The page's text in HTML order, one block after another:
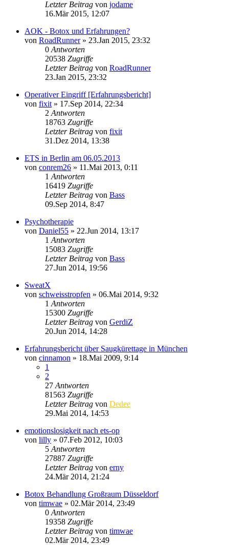
Letzter Beitrag von jodame
16.Mär 2015, 12:07
AOK - Botox und Erfahrungen?
von RoadRunner» 23.Jan 2015, 23:32
0 Antworten
20538 Zugriffe
Letzter Beitrag von RoadRunner
23.Jan 2015, 23:32
Operativer Eingriff [Erfahrungsbericht]
von fixit » 17.Sep 2014, 22:34
2 Antworten
18763 Zugriffe
Letzter Beitrag von fixit
31.Dez 2014, 13:38
ETS in Berlin am 06.05.2013
von conrem26 » 11.Mai 2013, 0:11
1 Antworten
16419 Zugriffe
Letzter Beitrag von Bass
09.Sep 2014, 8:47
Psychotherapie
von Daniel55 » 22.Jun 2014, 13:17
1 Antworten
15083 Zugriffe
Letzter Beitrag von Bass
27.Jun 2014, 19:56
SweatX
von schweisstropfen » 06.Mai 2014, 9:32
1 Antworten
15300 Zugriffe
Letzter Beitrag von GerdiZ
20.Jun 2014, 14:28
Erfahrungsbericht über Saugkürettage in München
von cinnamon » 18.Mai 2009, 9:14
1
2
27 Antworten
81563 Zugriffe
Letzter Beitrag von Dedee
29.Mai 2014, 14:53
emotionslosigkeit nach ets-op
von lilly » 07.Feb 2012, 10:03
5 Antworten
27887 Zugriffe
Letzter Beitrag von erny
24.Mär 2014, 21:24
Botox Behandlung Großraum Düsseldorf
von timwae » 02.Mär 2014, 23:49
0 Antworten
19358 Zugriffe
Letzter Beitrag von timwae
02.Mär 2014, 23:49